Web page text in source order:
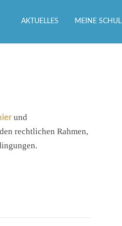
AKTUELLES MEINE
und
rechtlichen Rahmen,